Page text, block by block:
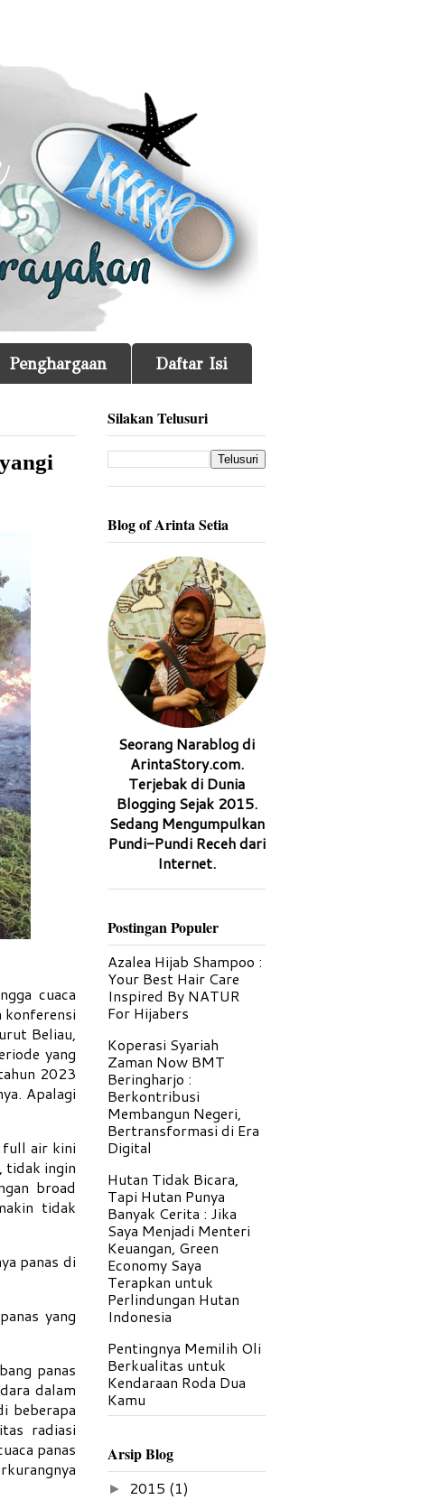
Penghargaan Daftar Isi
cuaca
konferensi
Beliau,
yang
2023
Apalagi
full air kini
tidak ingin
broad
tidak
panas di
yang
panas
dalam
beberapa
radiasi
panas
Silakan Telusuri
Blog of Arinta Setia
Seorang Narablog di
ArintaStory.com.
Terjebak di Dunia
Blogging Sejak 2015.
Sedang Mengumpulkan
Pundi-Pundi Receh dari
Internet.
Postingan Populer
Azalea Hijab Shampoo :
Your Best Hair Care
Inspired By NATUR
For Hijabers
Koperasi Syariah
Zaman Now BMT
Beringharjo :
Berkontribusi
Membangun Negeri,
Bertransformasi di Era
Digital
Hutan Tidak Bicara,
Tapi Hutan Punya
Banyak Cerita : Jika
Saya Menjadi Menteri
Keuangan, Green
Economy Saya
Terapkan untuk
Perlindungan Hutan
Indonesia
Pentingnya Memilih Oli
Berkualitas untuk
Kendaraan Roda Dua
Kamu
Arsip Blog
► 2015 (1)